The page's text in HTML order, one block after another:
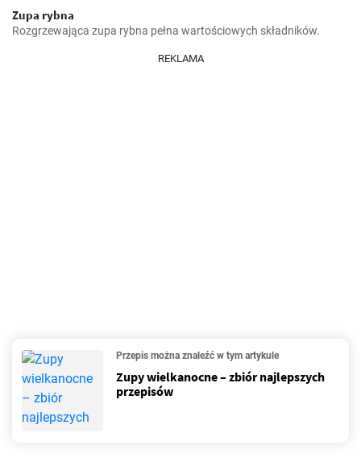
Zupa rybna
Rozgrzewająca zupa rybna pełna wartościowych składników.
REKLAMA
Przepis można znaleźć w tym artykule
Zupy wielkanocne – zbiór najlepszych
przepisów